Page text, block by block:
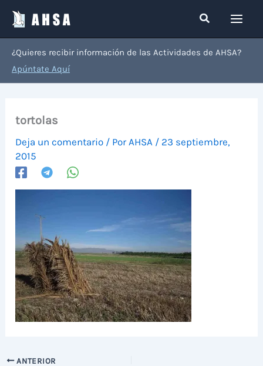
contenido
Buscar
¿Quieres recibir información de las Actividades de AHSA?
Apúntate Aquí
tortolas
Deja un comentario / Por AHSA / 23 septiembre,
2015
ANTERIOR